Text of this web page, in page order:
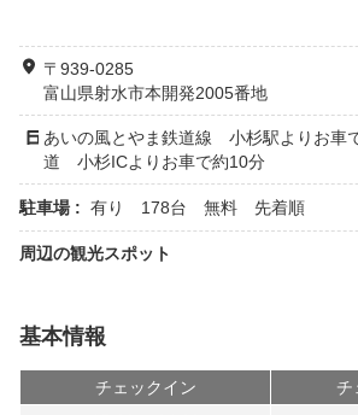
〒939-0285
富山県射水市本開発2005番地
あいの風とやま鉄道線 小杉駅よりお車
道 小杉ICよりお車で約10分
駐車場 : 有り 178台 無料 先着順
周辺の観光スポット
基本情報
チェックイン
チ